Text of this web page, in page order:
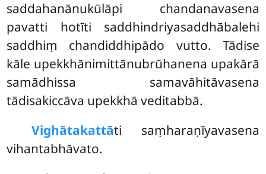
saddahanānukūlāpi chandanavasena
pavatti hotīti saddhindriyasaddhābalehi
saddhiṃ chandiddhipādo vutto. Tādise
kāle upekkhānimittānubrūhanena upakārā
samādhissa samavāhitāvasena
tādisakiccāva upekkhā veditabbā.
Vighātakattāti saṃharaṇīyavasena
vihantabhāvato.